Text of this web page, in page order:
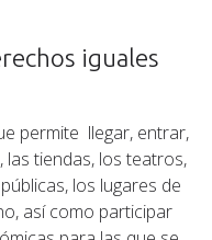
iguales
permite llegar, entrar,
las tiendas, los teatros,
los lugares de
así como participar